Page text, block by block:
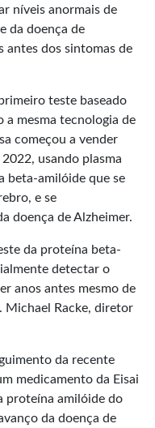
níveis anormais de
da doença de
antes dos sintomas de
teste baseado
a mesma tecnologia de
começou a vender
usando plasma
beta-amilóide que se
e se
doença de Alzheimer.
da proteína beta-
detectar o
anos antes mesmo de
Michael Racke, diretor
da recente
medicamento da Eisai
proteína amilóide do
da doença de